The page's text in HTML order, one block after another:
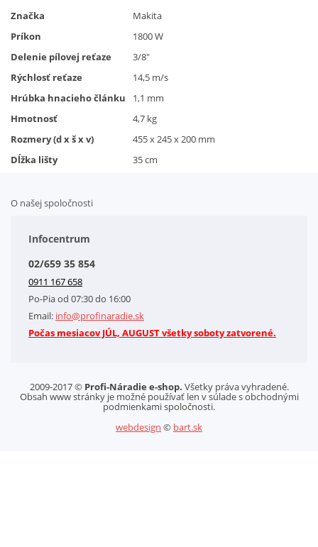
Značka
Makita
Príkon
1800 W
Delenie pílovej reťaze
3/8"
Rýchlosť reťaze
14,5 m/s
Hrúbka hnacieho článku
1,1 mm
Hmotnosť
4,7 kg
Rozmery (d x š x v)
455 x 245 x 200 mm
Dĺžka lišty
35 cm
O našej spoločnosti
Obchodné podmienky
Kontakt
Letáky na stiahnutie
GDPR-Informácie o spracovaní osobných údajov HQ Tools, spol. s r. o.
Cookies
Infocentrum
02/659 35 854
0911 167 658
Po-Pia od 07:30 do 16:00
Email: info@profinaradie.sk
Počas mesiacov JÚL, AUGUST všetky soboty zatvorené.
2009-2017 © Profi-Náradie e-shop. Všetky práva vyhradené.
Obsah www stránky je možné používať len v súlade s obchodnými
podmienkami spoločnosti.
webdesign © bart.sk